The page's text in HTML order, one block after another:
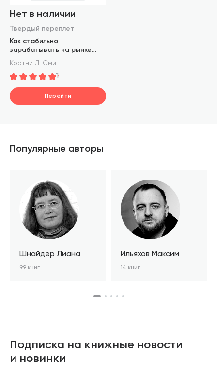
Нет в наличии
Твердый переплет
Как стабильно
зарабатывать на рынке
FOREX
Кортни Д. Смит
1
Перейти
Популярные авторы
Шнайдер Лиана
99 книг
Ильяхов Максим
14 книг
Подписка на книжные новости
и новинки